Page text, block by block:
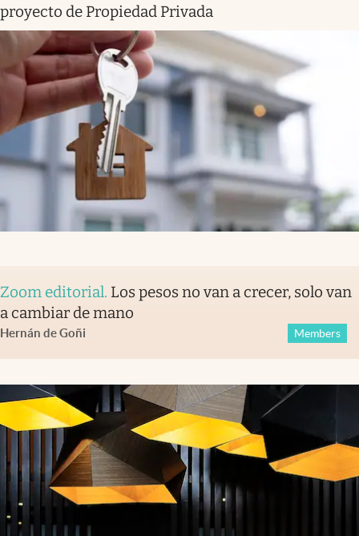
proyecto de Propiedad Privada
Zoom editorial. Los pesos no van a crecer, solo van
a cambiar de mano
Hernán de Goñi Members